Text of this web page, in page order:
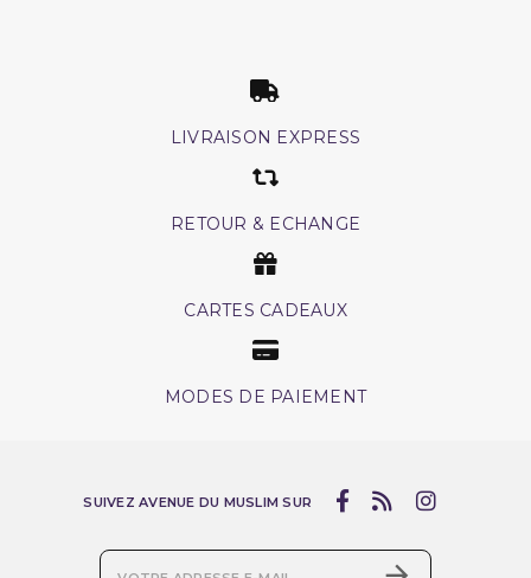
LIVRAISON EXPRESS
RETOUR & ECHANGE
CARTES CADEAUX
MODES DE PAIEMENT
SUIVEZ AVENUE DU MUSLIM SUR